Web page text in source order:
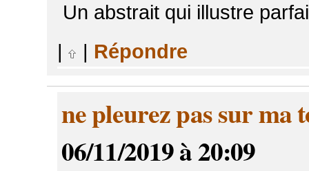
Un abstrait qui illustre
|
| Répondre
ne pleurez pas sur ma
06/11/2019 à 20:09